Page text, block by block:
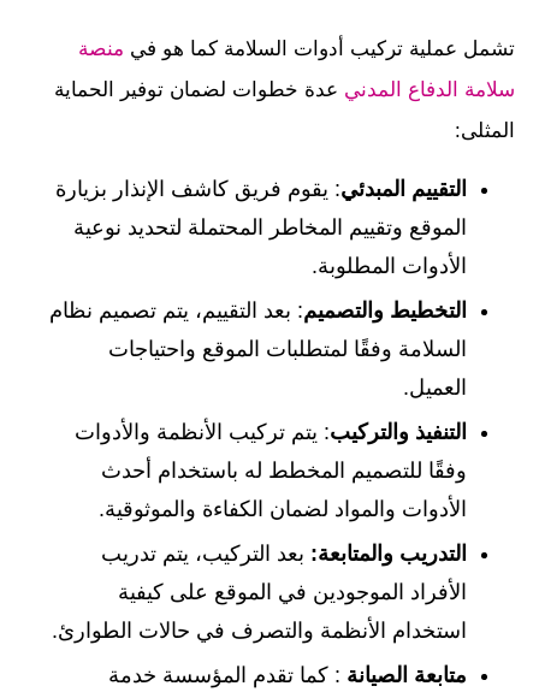
تشمل عملية تركيب أدوات السلامة كما هو في منصة
سلامة الدفاع المدني عدة خطوات لضمان توفير الحماية
المثلى:
التقييم المبدئي: يقوم فريق كاشف الإنذار بزيارة
الموقع وتقييم المخاطر المحتملة لتحديد نوعية
الأدوات المطلوبة.
التخطيط والتصميم: بعد التقييم، يتم تصميم نظام
السلامة وفقًا لمتطلبات الموقع واحتياجات
العميل.
التنفيذ والتركيب: يتم تركيب الأنظمة والأدوات
وفقًا للتصميم المخطط له باستخدام أحدث
الأدوات والمواد لضمان الكفاءة والموثوقية.
التدريب والمتابعة: بعد التركيب، يتم تدريب
الأفراد الموجودين في الموقع على كيفية
استخدام الأنظمة والتصرف في حالات الطوارئ.
متابعة الصيانة : كما تقدم المؤسسة خدمة